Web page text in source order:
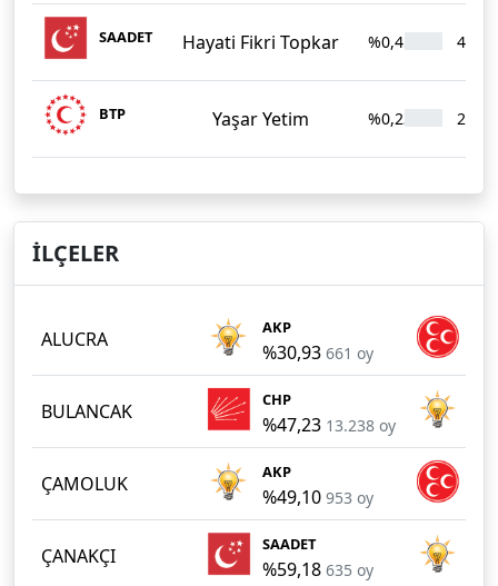
SAADET Hayati Fikri Topkar %0,45 42
BTP Yaşar Yetim %0,23 21
İLÇELER
ALUCRA AKP
%30,93 661 oy
BULANCAK CHP
%47,23 13.238 oy
ÇAMOLUK AKP
%49,10 953 oy
ÇANAKÇI SAADET
%59,18 635 oy